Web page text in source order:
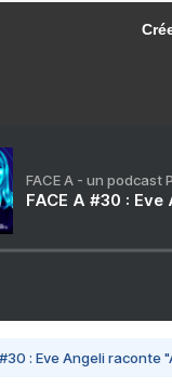
FACE A - un podcast
FACE A #30 :
#30 : Eve Angeli raconte